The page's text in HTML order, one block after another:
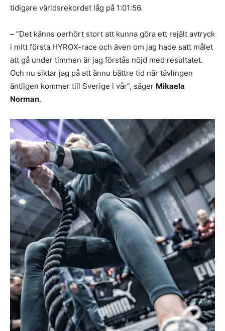
tidigare världsrekordet låg på 1:01:56.
– ”Det känns oerhört stort att kunna göra ett rejält avtryck
i mitt första HYROX-race och även om jag hade satt målet
att gå under timmen är jag förstås nöjd med resultatet.
Och nu siktar jag på att ännu bättre tid när tävlingen
äntligen kommer till Sverige i vår”, säger Mikaela
Norman.